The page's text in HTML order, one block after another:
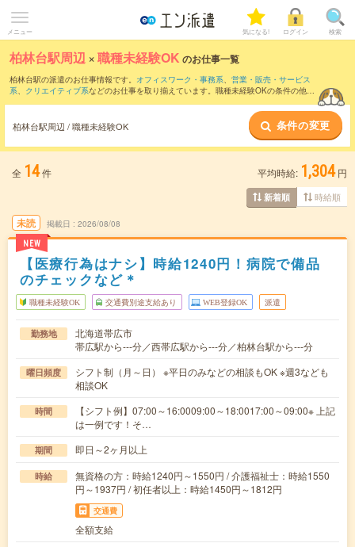
メニュー 気になる! ログイン 検索
柏林台駅周辺 ×職種未経験OK のお仕事一覧
柏林台駅の派遣のお仕事情報です。 オフィスワーク・事務系、 営業・販売・サービス
系、 クリエイティブ系などのお仕事を取り揃えています。職種未経験OKの条件の他
柏林台駅周辺 / 職種未経験OK 条件の変更
全 14件 平均時給: 1,304 円
新着順 時給順
未読
NEW
掲載日 2026/08/08
【医療行為はナシ】時給1240円！病院で備品
のチェックなど＊
職種未経験OK 交通費別途支給あり WEB登録OK 派遣
勤務地
北海道帯広市
帯広駅から---分／西帯広駅から---分／柏林台駅から---分
曜日頻度
シフト制（月～日） ※平日のみなどの相談もOK ※週3なども
相談OK
時間
【シフト例】07:00～16:0009:00～18:0017:00～09:00※ 上記
は一例です！そ…
期間 即日～2ヶ月以上
時給
無資格の方：時給1240円～1550円 / 介護福祉士：時給1550
円～1937円 / 初任者以上：時給1450円～1812円
交通費
全額支給